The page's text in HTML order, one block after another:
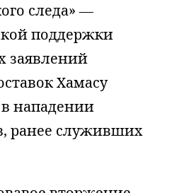
следа» —
поддержки
заявлений
Хамасу
нападении
ранее служивших